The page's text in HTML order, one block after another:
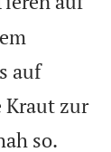
auf
Kraut zur
so.